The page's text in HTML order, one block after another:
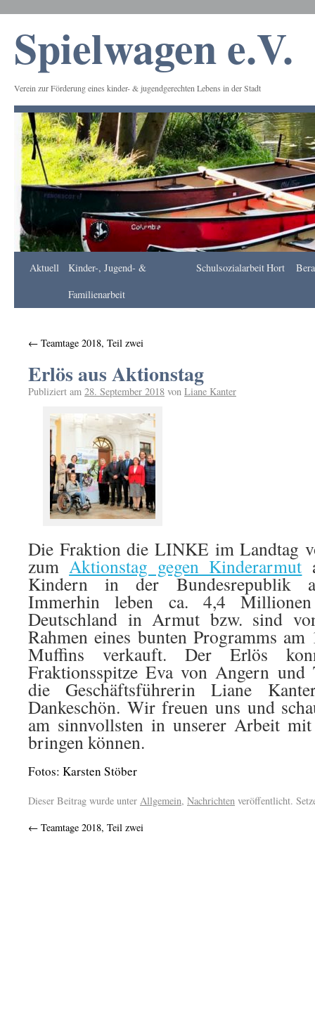
Spielwagen e.V.
Verein zur Förderung eines kinder- & jugendgerechten Lebens in der Stadt
Apotheke
Aktuell
Kinder-, Jugend- &
Familienarbeit
SchulsozialarbeitHort
← Teamtage 2018, Teil zwei
Erlös aus Aktionstag
Publiziert am 28. September 2018 von Liane Kanter
Die Fraktion die LINKE im Landtag
zumAktionstag gegen Kinderarmut
Kindern in der Bundesrepublik
Immerhin leben ca. 4,4
Deutschland in Armut bzw. sind
Rahmen eines bunten Programms
Muffins verkauft. Der Erlös
Fraktionsspitze Eva von Angern und
die Geschäftsführerin Liane
Dankeschön. Wir freuen uns und
am sinnvollsten in unserer Arbeit
bringen können.
Fotos: Karsten Stöber
Dieser Beitrag wurde unter Allgemein, Nachrichten veröffentlicht.
← Teamtage 2018, Teil zwei